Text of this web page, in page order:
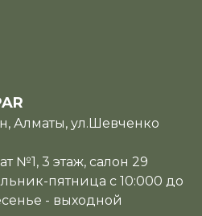
Алматы, ул.Шевченко
№1, 3 этаж, салон 29
пятница с 10:000 до
- выходной